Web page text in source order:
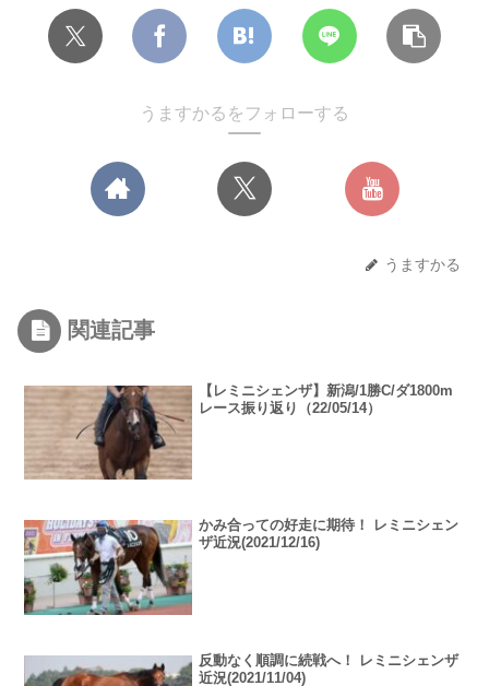
うますかるをフォローする
うますかる
関連記事
【レミニシェンザ】新潟/1勝C/ダ1800m
レース振り返り（22/05/14）
かみ合っての好走に期待！ レミニシェン
ザ近況(2021/12/16)
反動なく順調に続戦へ！ レミニシェンザ
近況(2021/11/04)